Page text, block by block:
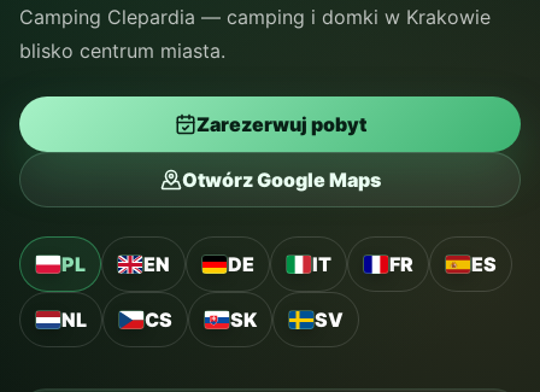
Camping Clepardia — camping i domki w Krakowie
blisko centrum miasta.
Zarezerwuj pobyt
Otwórz Google Maps
PL EN DE IT FR ES
NL CS SK SV